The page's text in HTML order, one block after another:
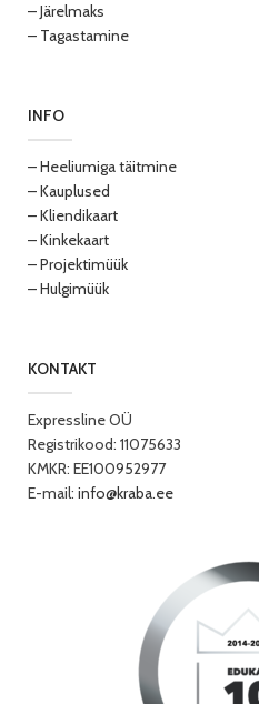
– Järelmaks
– Tagastamine
INFO
– Heeliumiga täitmine
– Kauplused
– Kliendikaart
– Kinkekaart
– Projektimüük
– Hulgimüük
KONTAKT
Expressline OÜ
Registrikood: 11075633
KMKR: EE100952977
E-mail: info@kraba.ee